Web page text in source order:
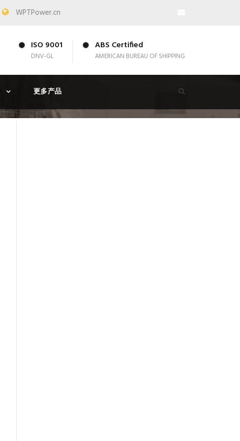
WPTPower.cn
ISO 9001
DNV-GL
ABS Certified
AMERICAN BUREAU OF SHIPPING
更多产品